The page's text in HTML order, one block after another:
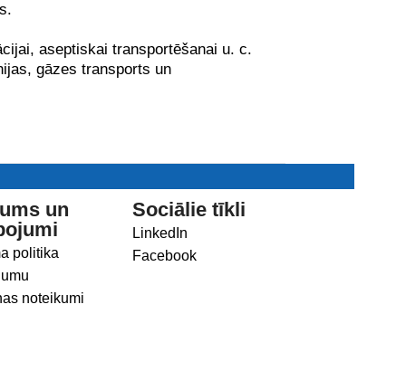
aseptiskai transportēšanai u. c.
gāzes transports un
un
politika
noteikumi
Sociālie tīkli
LinkedIn
Facebook